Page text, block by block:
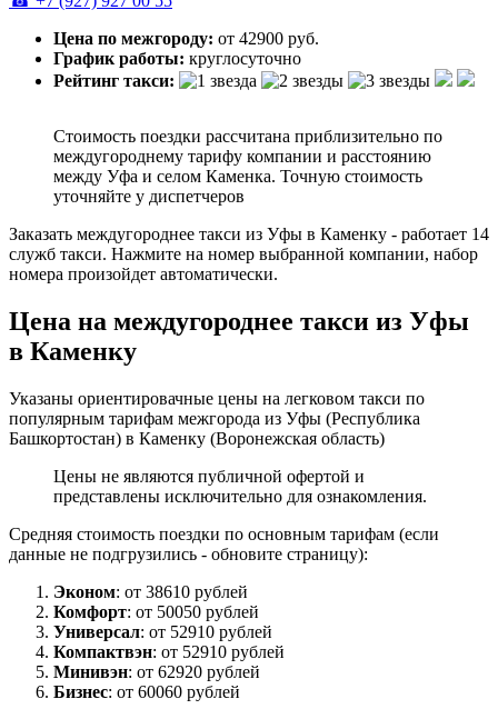
Цена по межгороду: от 42900 руб.
График работы: круглосуточно
Рейтинг такси:
Стоимость поездки рассчитана приблизительно по
междугороднему тарифу компании и расстоянию
между Уфа и селом Каменка. Точную стоимость
уточняйте у диспетчеров
Заказать междугороднее такси из Уфы в Каменку - работает 14
служб такси. Нажмите на номер выбранной компании, набор
номера произойдет автоматически.
Цена на междугороднее такси из Уфы
в Каменку
Указаны ориентировачные цены на легковом такси по
популярным тарифам межгорода из Уфы (Республика
Башкортостан) в Каменку (Воронежская область)
Цены не являются публичной офертой и
представлены исключительно для ознакомления.
Средняя стоимость поездки по основным тарифам (если
данные не подгрузились - обновите страницу):
Эконом: от 38610 рублей
Комфорт: от 50050 рублей
Универсал: от 52910 рублей
Компактвэн: от 52910 рублей
Минивэн: от 62920 рублей
Бизнес: от 60060 рублей